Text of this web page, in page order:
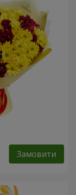
Замовити